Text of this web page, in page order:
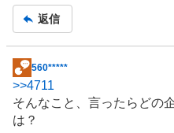
返信
掲
示
板
記
560*****
>>4711
そんなこと、言ったらどの
は？